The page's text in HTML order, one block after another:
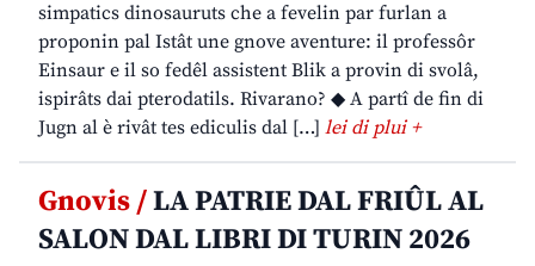
simpatics dinosauruts che a fevelin par furlan a
proponin pal Istât une gnove aventure: il professôr
Einsaur e il so fedêl assistent Blik a provin di svolâ,
ispirâts dai pterodatils. Rivarano? ◆ A partî de fin di
Jugn al è rivât tes ediculis dal […] lei di plui +
Gnovis /LA PATRIE DAL FRIÛL AL
SALON DAL LIBRI DI TURIN 2026